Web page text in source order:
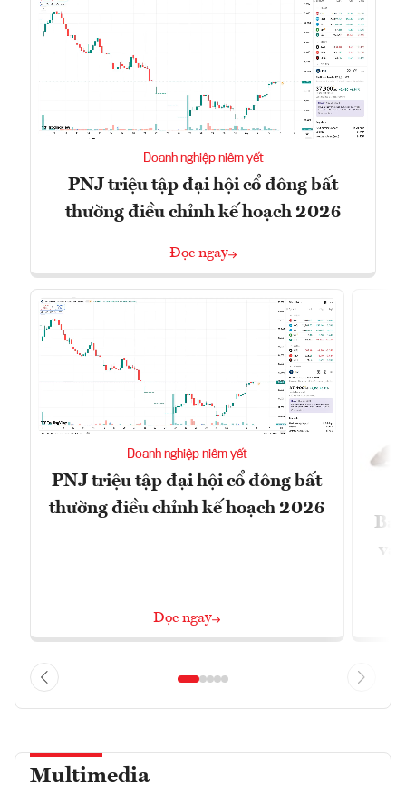
Doanh nghiệp niêm yết
PNJ triệu tập đại hội cổ đông bất
thường điều chỉnh kế hoạch 2026
Đọc ngay
Doanh nghiệp niêm yết
PNJ triệu tập đại hội cổ đông bất
thường điều chỉnh kế hoạch 2026
Đọc ngay
và
Multimedia